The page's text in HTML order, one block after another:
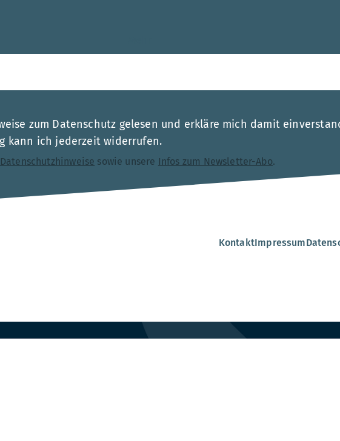
zum Datenschutz gelesen und erkläre mich damit
kann ich jederzeit widerrufen.
Datenschutzhinweise sowie unsere Infos zum Newsletter-Abo.
KontaktImpressum